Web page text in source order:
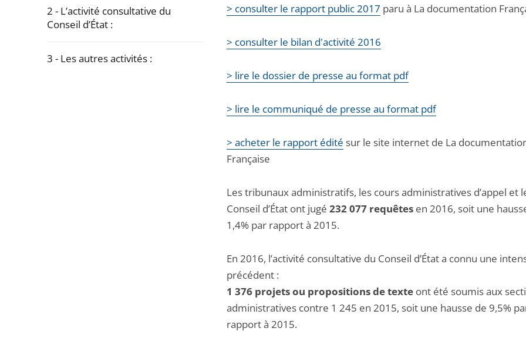
pour
arriver
2 - L’activité consultative du
Conseil d’État :
3 - Les autres activités :
> consulter le rapport public 2017 paru à La documentation
> consulter le bilan d'activité 2016
> lire le dossier de presse au format pdf
> lire le communiqué de presse au format pdf
> acheter le rapport édité sur le site internet de La
Française
Les tribunaux administratifs, les cours administratives d’appel et
Conseil d’État ont jugé 232 077 requêtes en 2016, soit une
1,4% par rapport à 2015.
En 2016, l’activité consultative du Conseil d’État a connu une
précédent :
1 376 projets ou propositions de texte ont été soumis aux
administratives contre 1 245 en 2015, soit une hausse de 9,5%
rapport à 2015.